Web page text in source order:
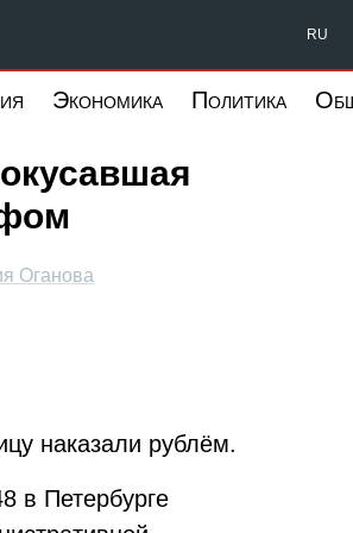
RU
Экономика Политика
Оганова
наказали рублём.
в Петербурге